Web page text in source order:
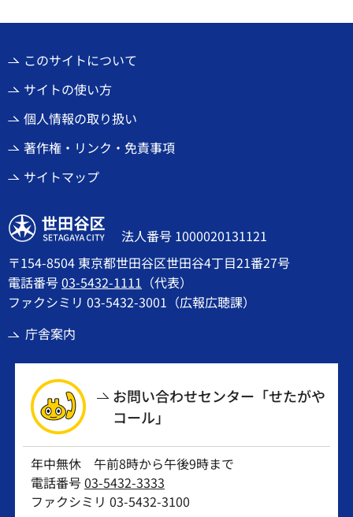
このサイトについて
サイトの使い方
個人情報の取り扱い
著作権・リンク・免責事項
サイトマップ
世田谷区
法人番号 1000020131121
〒154-8504 東京都世田谷区世田谷4丁目21番27号
電話番号03-5432-1111 （代表）
ファクシミリ 03-5432-3001（広報広聴課）
庁舎案内
お問い合わせセンター「せたがや
コール」
年中無休 午前8時から午後9時まで
電話番号03-5432-3333
ファクシミリ 03-5432-3100